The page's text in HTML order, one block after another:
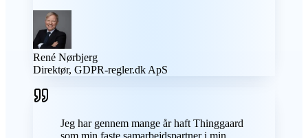
René Nørbjerg
Direktør, GDPR-regler.dk ApS
Jeg har gennem mange år haft Thinggaard
som min faste samarbejdspartner i min